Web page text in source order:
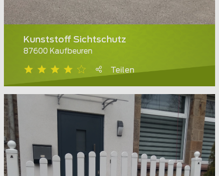
Kunststoff Sichtschutz
87600 Kaufbeuren
Teilen